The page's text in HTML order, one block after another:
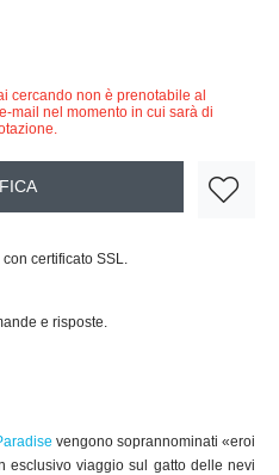
cercando non è prenotabile al
mail nel momento in cui sarà di
certificato SSL.
e risposte.
vengono soprannominati «eroi
esclusivo viaggio sul gatto delle nevi